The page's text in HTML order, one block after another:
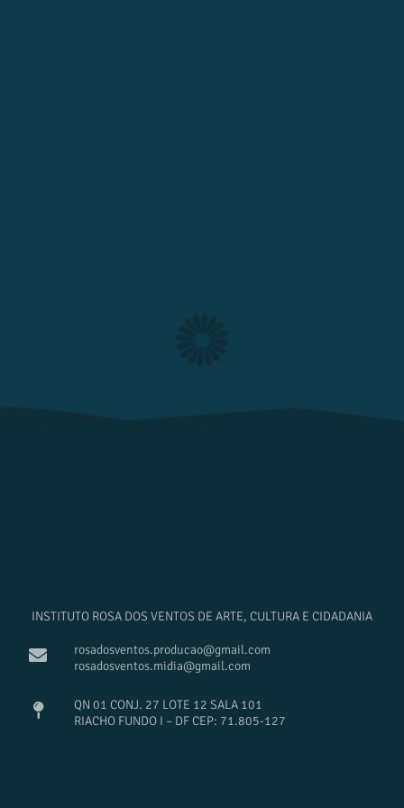
INSTITUTO ROSA DOS VENTOS DE ARTE, CULTURA E CIDADANIA
rosadosventos.producao@gmail.com
rosadosventos.midia@gmail.com
QN 01 CONJ. 27 LOTE 12 SALA 101
RIACHO FUNDO I – DF CEP: 71.805-127